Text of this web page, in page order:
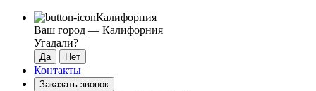
Калифорния
Ваш город — Калифорния
Угадали?
Контакты
Заказать звонок